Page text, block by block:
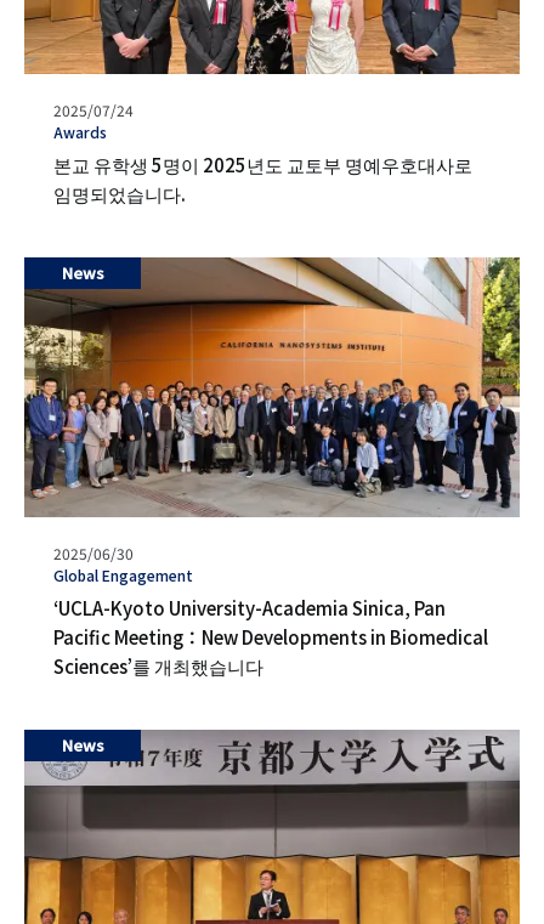
발
행
2025/07/24
タ
Awards
본교 유학생 5명이 2025년도 교토부 명예우호대사로
임명되었습니다.
News
발
행
일
2025/06/30
タ
グ
Global Engagement
‘UCLA-Kyoto University-Academia Sinica, Pan
Pacific Meeting：New Developments in Biomedical
Sciences’를 개최했습니다
News